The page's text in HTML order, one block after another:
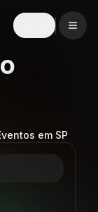
em SP